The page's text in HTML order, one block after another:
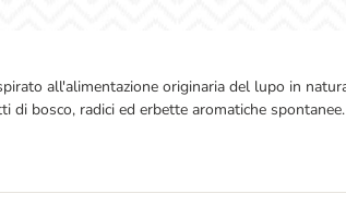
all'alimentazione originaria del lupo in
di bosco, radici ed erbette aromatiche spontanee.